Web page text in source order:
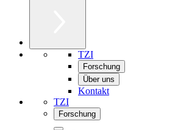
TZI
Forschung
Über uns
Kontakt
TZI
Forschung